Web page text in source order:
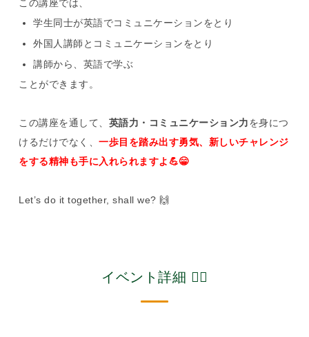
この講座では、
学生同士が英語でコミュニケーションをとり
外国人講師とコミュニケーションをとり
講師から、英語で学ぶ
ことができます。
この講座を通して、 英語力・コミュニケーション力を身につ
けるだけでなく、一歩目を踏み出す勇気、新しいチャレンジ
をする精神も手に入れられますよ💪😁
Let’s do it together, shall we? 🙌
イベント詳細 🙆‍♀️